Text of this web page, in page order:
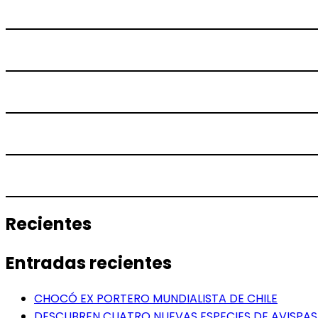
Recientes
Entradas recientes
CHOCÓ EX PORTERO MUNDIALISTA DE CHILE